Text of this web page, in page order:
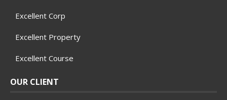
Excellent Corp
Excellent Property
Excellent Course
OUR CLIENT